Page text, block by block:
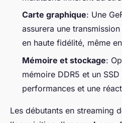
Carte graphique: Une
assurera une
en haute fidélité, même en
Mémoire et stockage:
mémoire DDR5 et un
performances et une
Les débutants en streaming